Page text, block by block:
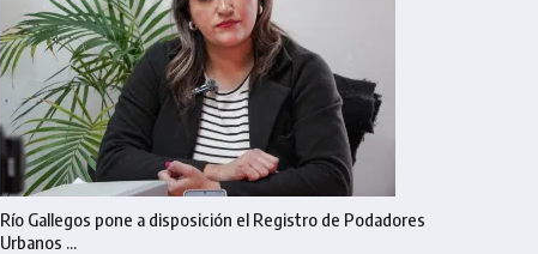
Río Gallegos pone a disposición el Registro de Podadores
Urbanos ...